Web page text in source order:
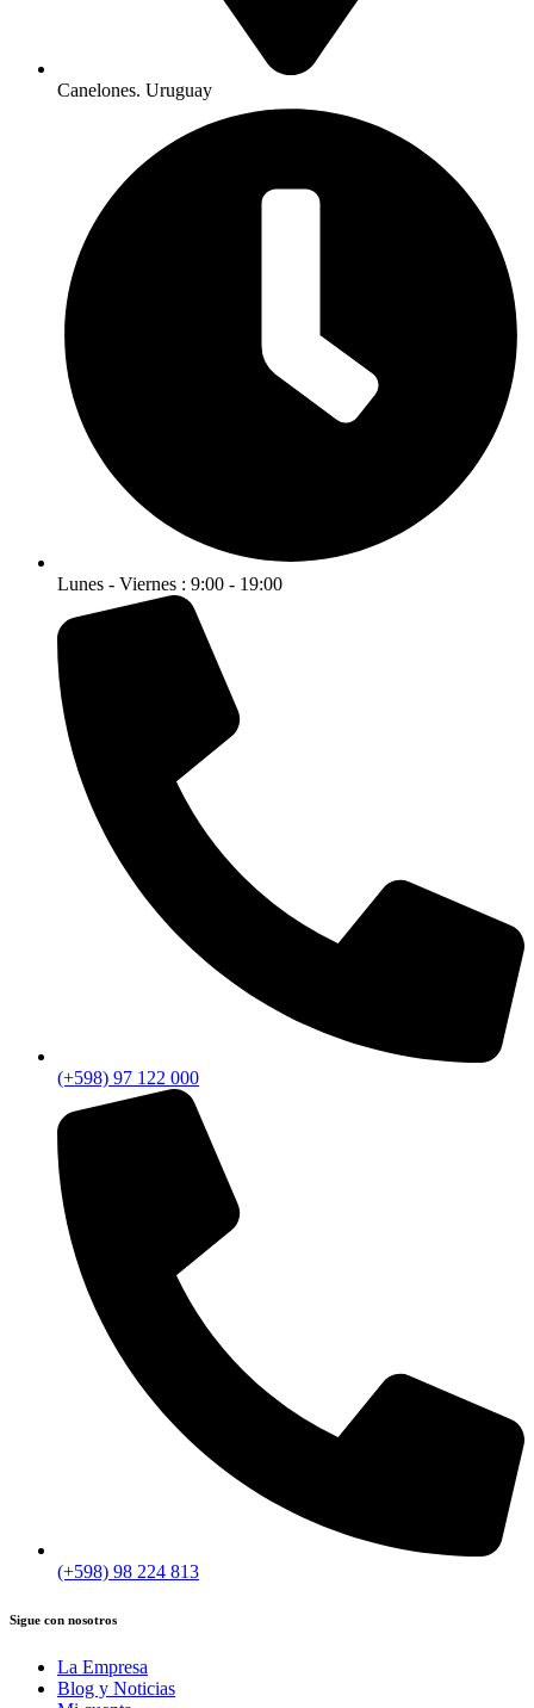
Canelones. Uruguay
Lunes - Viernes : 9:00 - 19:00
(+598) 97 122 000
(+598) 98 224 813
Sigue con nosotros
La Empresa
Blog y Noticias